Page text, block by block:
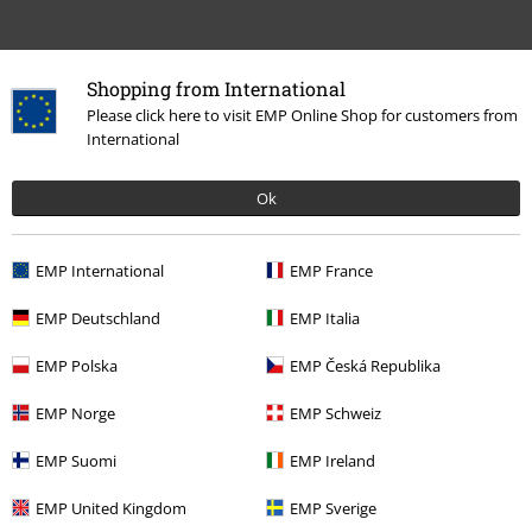
Shopping from International
Please click here to visit EMP Online Shop for customers from
International
Ok
EMP International EMP France
EMP Deutschland EMP Italia
EMP Polska EMP Česká Republika
EMP Norge EMP Schweiz
EMP Suomi EMP Ireland
EMP United Kingdom EMP Sverige
Band Merch Genre
Band Merch Top Bands Metallica Media Vinyl
Udsalg % Medier
Band Merch